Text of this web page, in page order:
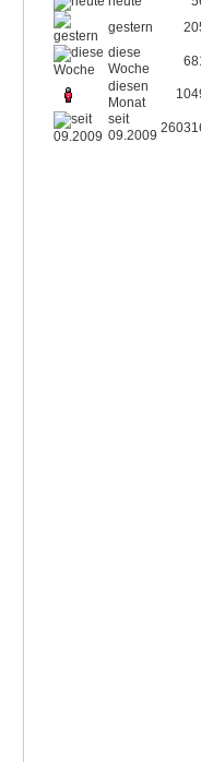
gestern
diese
Woche
diesen
Monat
seit
09.2009